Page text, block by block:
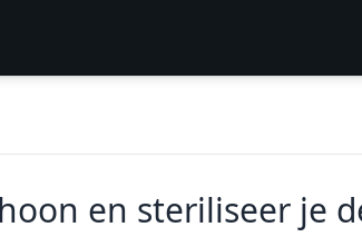
en steriliseer je